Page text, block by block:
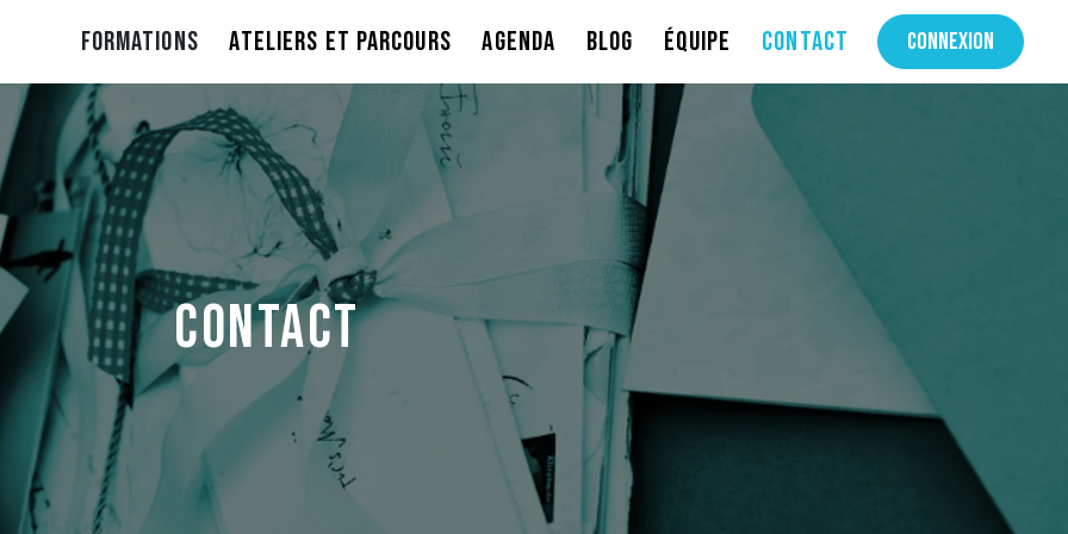
FORMATIONS ATELIERS ET PARCOURS AGENDA BLOG ÉQUIPE CONTACT CONNEXION
Contact